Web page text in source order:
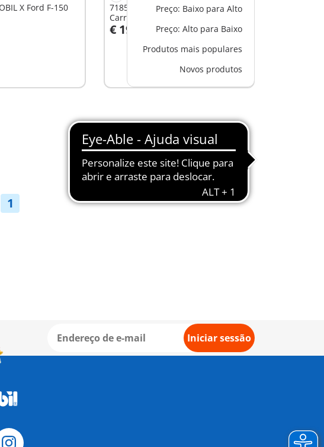
Preço: Baixo para Alto
Preço: Alto para Baixo
Produtos mais populares
Novos produtos
X Ford F-150
71859 - PLAYMOBIL X Porsche
Carrera GT
€ 19,99
Ao carrinho
1
Iniciar sessão